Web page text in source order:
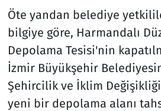
Öte yandan belediye
bilgiye göre, Harmandalı
Depolama Tesisi'nin
İzmir Büyükşehir
Şehircilik ve İklim Değişikliği
yeni bir depolama alanı